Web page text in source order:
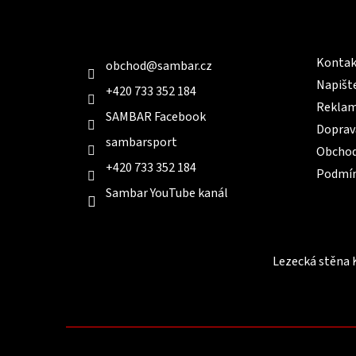
obchod@sambar.cz
+420 733 352 184
SAMBAR Facebook
sambarsport
+420 733 352 184
Sambar YouTube kanál
Lezecká stěna
Chcete být v obraze